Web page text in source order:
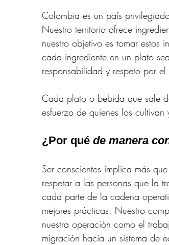
Colombia es un país
Nuestro territorio ofrece
nuestro objetivo es tomar estos
cada ingrediente en un plato
responsabilidad y respeto por el
Cada plato o bebida que sale
esfuerzo de quienes los cultivan
¿Por qué de manera
Ser conscientes implica más
respetar a las personas que la
cada parte de la cadena
mejores prácticas. Nuestro
nuestra operación como el
migración hacia un sistema de